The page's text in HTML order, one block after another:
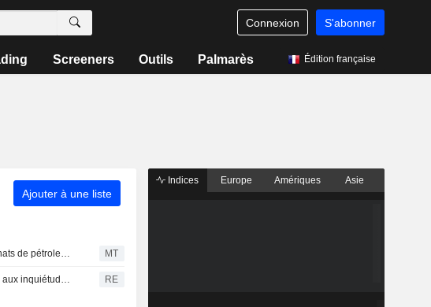
Connexion S'abonner
Screeners Outils Palmarès Édition française
Ajouter à une liste
Sinopec intensifie ses achats de pétrole russe sur fond de conflit au Moyen-Orient MT
Le pétrole progresse face aux inquiétudes sur les conditions de passage dans le détroit d'Ormuz RE
Indices Europe Amériques Asie